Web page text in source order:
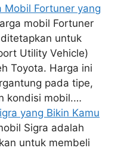
Mobil Fortuner yang
mobil Fortuner
untuk
Utility Vehicle)
Toyota. Harga ini
pada tipe,
kondisi mobil.…
yang Bikin Kamu
Sigra adalah
untuk membeli